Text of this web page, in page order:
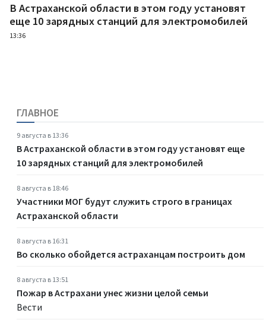
В Астраханской области в этом году установят
еще 10 зарядных станций для электромобилей
13:36
ГЛАВНОЕ
9 августа в 13:36
В Астраханской области в этом году установят еще
10 зарядных станций для электромобилей
8 августа в 18:46
Участники МОГ будут служить строго в границах
Астраханской области
8 августа в 16:31
Во сколько обойдется астраханцам построить дом
8 августа в 13:51
Пожар в Астрахани унес жизни целой семьи
Вести